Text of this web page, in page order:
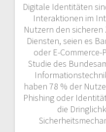
Digitale Identitäten
Interaktionen im
Nutzern den
Diensten, seien es
oder E-
Studie des
haben 78 % der
Phishing oder
die